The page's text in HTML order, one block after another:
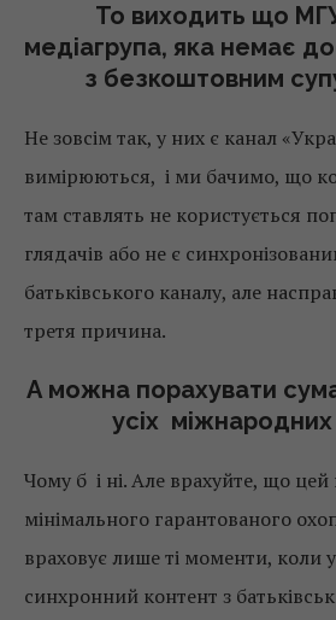
То виходить що
медіагрупа, яка немає
з безкоштовним
Не зовсім так, у них є канал
вимірюються, і ми бачимо, що
там ставлять не користується
глядачів або не є
батьківського каналу, але
третя причина.
А можна порахувати
усіх міжнародних
Чому б і ні. Але врахуйте, що цей
мінімального гарантованого
враховує лише ті моменти, коли
синхронний контент з